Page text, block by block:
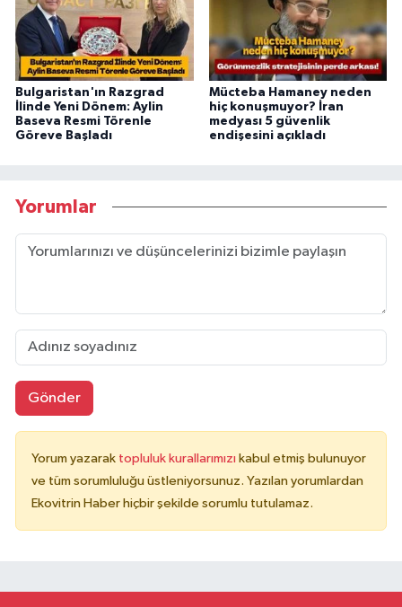
Bulgaristan'ın Razgrad
İlinde Yeni Dönem: Aylin
Baseva Resmi Törenle
Göreve Başladı
Mücteba Hamaney neden
hiç konuşmuyor? İran
medyası 5 güvenlik
endişesini açıkladı
Yorumlar
Gönder
Yorum yazarak topluluk kurallarımızı kabul etmiş bulunuyor
ve tüm sorumluluğu üstleniyorsunuz. Yazılan yorumlardan
Ekovitrin Haber hiçbir şekilde sorumlu tutulamaz.